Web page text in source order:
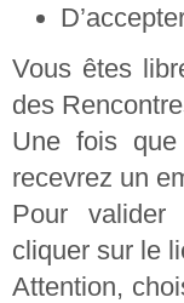
Vous êtes
des
Une fois
recevrez un
Pour valider
cliquer sur le
Attention,